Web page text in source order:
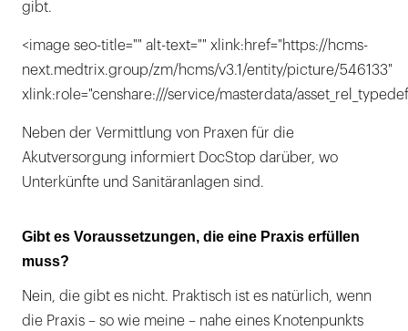
gibt.
<image seo-title="" alt-text="" xlink:href="https://hcms-
next.medtrix.group/zm/hcms/v3.1/entity/picture/546133"
xlink:role="censhare:///service/masterdata/
Neben der Vermittlung von Praxen für die
Akutversorgung informiert DocStop darüber, wo
Unterkünfte und Sanitäranlagen sind.
Gibt es Voraussetzungen, die eine Praxis erfüllen
muss?
Nein, die gibt es nicht. Praktisch ist es natürlich, wenn
die Praxis – so wie meine – nahe eines Knotenpunkts